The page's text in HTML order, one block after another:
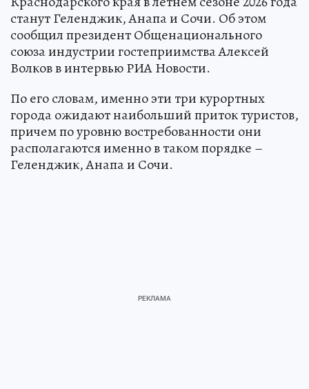
Самыми популярными курортами
Краснодарского края в летнем сезоне 2026 года
станут Геленджик, Анапа и Сочи. Об этом
сообщил президент Общенационального
союза индустрии гостеприимства Алексей
Волков в интервью РИА Новости.
По его словам, именно эти три курортных
города ожидают наибольший приток туристов,
причем по уровню востребованности они
располагаются именно в таком порядке –